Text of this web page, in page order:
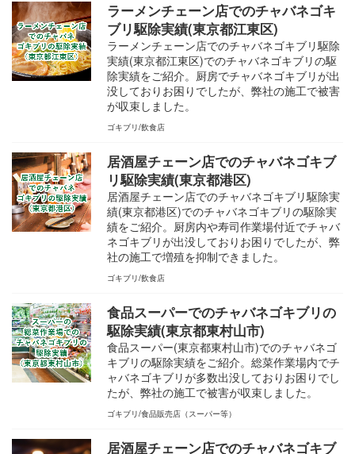
ラーメンチェーン店でのチャバネゴキ
ブリ駆除実績(東京都江東区)
ラーメンチェーン店でのチャバネゴキブリ駆除
実績(東京都江東区)でのチャバネゴキブリの駆
除実績をご紹介。厨房でチャバネゴキブリが出
没しておりお困りでしたが、弊社の施工で被害
が収束しました。
ゴキブリ 飲食店
居酒屋チェーン店でのチャバネゴキブ
リ駆除実績(東京都港区)
居酒屋チェーン店でのチャバネゴキブリ駆除実
績(東京都港区)でのチャバネゴキブリの駆除実
績をご紹介。厨房内や寿司作業場付近でチャバ
ネゴキブリが出没しておりお困りでしたが、弊
社の施工で増殖を抑制できました。
ゴキブリ 飲食店
食品スーパーでのチャバネゴキブリの
駆除実績(東京都東村山市)
食品スーパー(東京都東村山市)でのチャバネゴ
キブリの駆除実績をご紹介。総菜作業場内でチ
ャバネゴキブリが多数出没しておりお困りでし
たが、弊社の施工で被害が収束しました。
ゴキブリ 食品販売店（スーパー等）
居酒屋チェーン店でのチャバネゴキブ